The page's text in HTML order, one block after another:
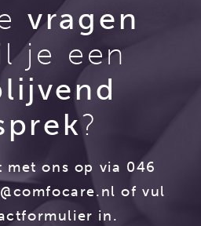
vragen
je een
?
met ons op via 046
of vul
in.